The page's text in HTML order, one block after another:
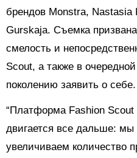
брендов Monstra, Nastasia
Gurskaja. Съемка
смелость и
Scout, а также в
поколению заявить о себе.
“Платформа Fashion
двигается все дальше:
увеличиваем количество